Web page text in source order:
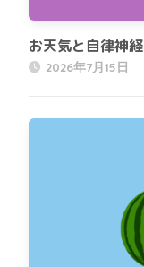
お天気と自律神経
2026年7月15日